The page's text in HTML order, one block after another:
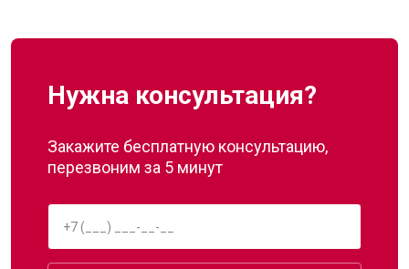
Нужна консультация?
Закажите бесплатную консультацию,
перезвоним за 5 минут